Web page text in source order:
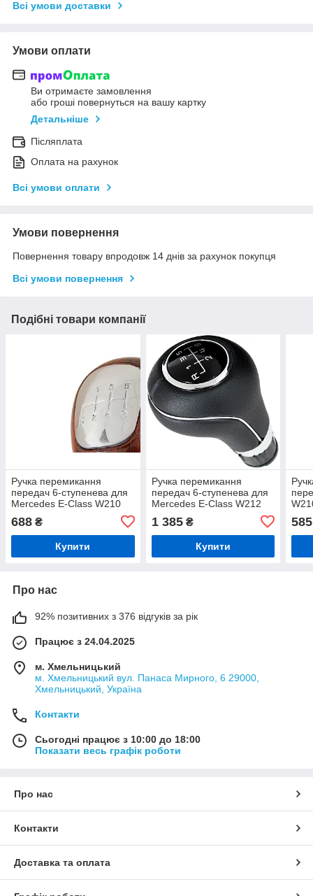
Всі умови доставки
Умови оплати
Ви отримаєте замовлення
або гроші повернуться на вашу картку
Детальніше
Післяплата
Оплата на рахунок
Всі умови оплати
Умови повернення
Повернення товару впродовж 14 днів за рахунок покупця
Всі умови повернення
Подібні товари компанії
Ручка перемикання
передач 6-ступенева для
Mercedes E-Class W210
дерева, хром
688 ₴
Купити
Ручка перемикання
передач 6-ступенева для
Mercedes E-Class W212
посадка 8 мм
1 385₴
Купити
585
Про нас
92% позитивних з 376 відгуків за рік
Працює з 24.04.2025
м. Хмельницький
м. Хмельницький вул. Панаса Мирного, 6 29000,
Хмельницький, Україна
Контакти
Сьогодні працює з 10:00 до 18:00
Показати весь графік роботи
Про нас
Контакти
Доставка та оплата